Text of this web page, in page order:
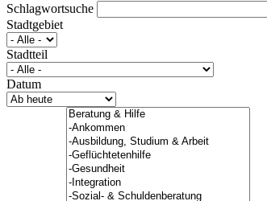
Schlagwortsuche
Stadtgebiet
Stadtteil
Datum